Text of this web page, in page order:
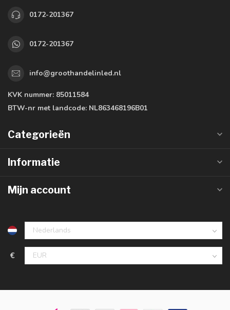
0172-201367
0172-201367
info@groothandelinled.nl
KVK nummer: 85011584
BTW-nr met landcode: NL863468196B01
Categorieën
Informatie
Mijn account
€